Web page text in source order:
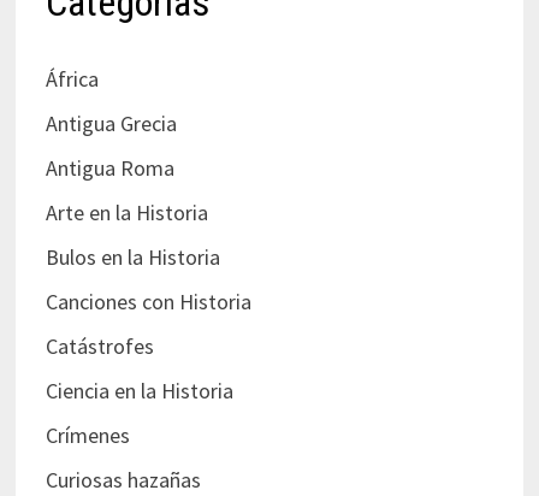
África
Antigua Grecia
Antigua Roma
Arte en la Historia
Bulos en la Historia
Canciones con Historia
Catástrofes
Ciencia en la Historia
Crímenes
Curiosas hazañas